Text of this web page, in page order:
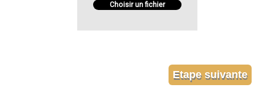
Choisir un fichier